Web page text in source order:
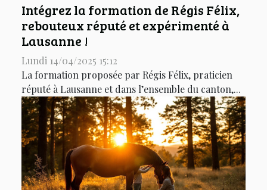
Intégrez la formation de Régis Félix,
rebouteux réputé et expérimenté à
Lausanne !
Lundi 14/04/2025 15:12
La formation proposée par Régis Félix, praticien
réputé à Lausanne et dans l’ensemble du canton,...